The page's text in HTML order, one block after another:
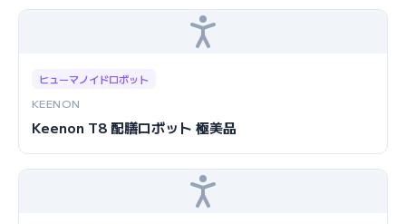
ヒューマノイドロボット
KEENON
Keenon T8 配膳ロボット 極美品